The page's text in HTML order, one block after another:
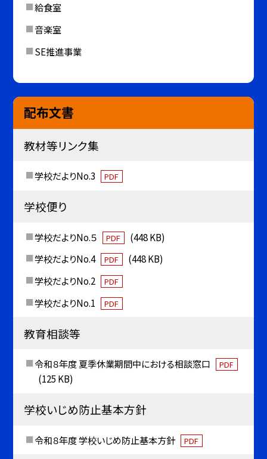
給食室
音楽室
SE推進事業
配布文書
教材等リンク集
学校だよりNo.3 PDF
学校便り
学校だよりNo.５ PDF
(448 KB)
学校だよりNo.4
PDF
(448 KB)
学校だよりNo.2
PDF
学校だよりNo.1 PDF
教育相談等
令和８年度 夏季休業期間中における相談窓口 PDF
(125 KB)
学校いじめ防止基本方針
令和８年度 学校いじめ防止基本方針 PDF